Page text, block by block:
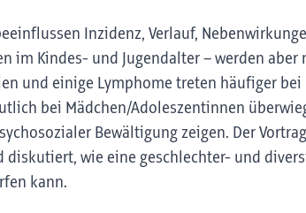
Inzidenz, Verlauf,
im Kindes- und Jugendalter – werden
und einige Lymphome treten häufiger bei
bei Mädchen/Adoleszentinnen
Bewältigung zeigen. Der
diskutiert, wie eine geschlechter- und
kann.